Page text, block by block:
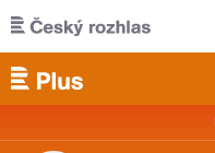
Přejít k hlavnímu obsahu